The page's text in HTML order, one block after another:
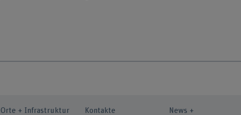
Orte + Infrastruktur
Kontakte
News +